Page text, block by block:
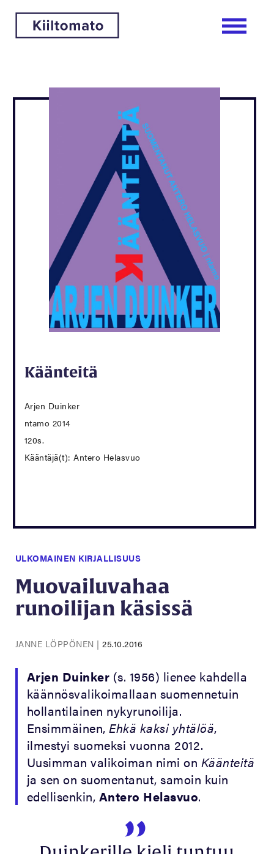
Käänteitä
Arjen Duinker
ntamo 2014
120s.
Kääntäjä(t): Antero Helasvuo
ULKOMAINEN KIRJALLISUUS
Muovailuvahaa
runoilijan käsissä
JANNE LÖPPÖNEN |25.10.2016
Arjen Duinker (s. 1956) lienee kahdella
käännösvalikoimallaan suomennetuin
hollantilainen nykyrunoilija.
Ensimmäinen,Ehkä kaksi yhtälöä,
ilmestyi suomeksi vuonna 2012.
Uusimman valikoiman nimi on Käänteitä
ja sen on suomentanut, samoin kuin
edellisenkin, Antero Helasvuo.